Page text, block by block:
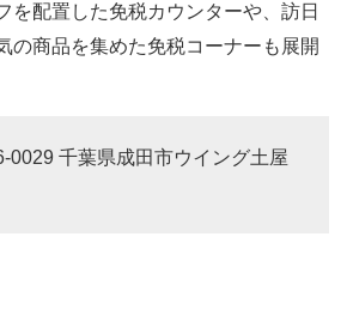
を配置した免税カウンターや、訪日
の商品を集めた免税コーナーも展開
0029 千葉県成田市ウイング土屋